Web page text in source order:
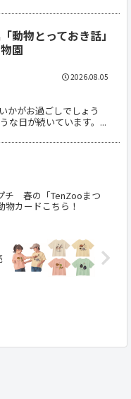
動物とっておき話」
園
かがお過ごしでしょう
な日が続いています。...
2026.08.05
チ 春の「TenZooまつ
物カードこちら！